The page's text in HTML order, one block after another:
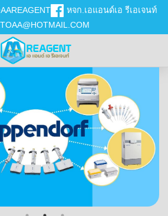
หจก.เอแอนด์เอ รีเอเจนท์